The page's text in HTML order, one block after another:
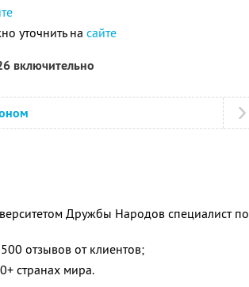
уточнить на сайте
включительно
Дружбы Народов специалист по
отзывов от клиентов;
странах мира.